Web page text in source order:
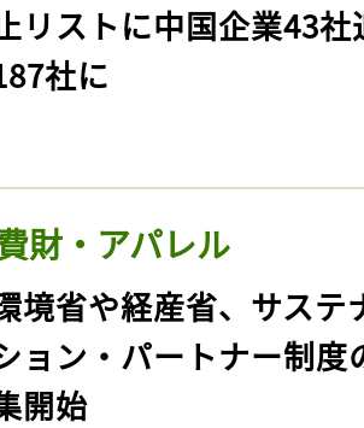
リストに中国企業43社
社に
財・アパレル
境省や経産省、サステ
ョン・パートナー制度
開始